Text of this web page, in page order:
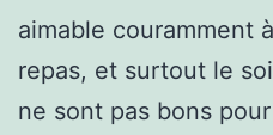
aimable couramment
repas, et surtout le
ne sont pas bons